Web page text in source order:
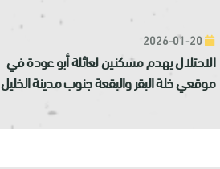
الاحتلال يهدم مسكنين لعائلة أبو عودة في
موقعي خلة البقر والبقعة جنوب مدينة الخليل